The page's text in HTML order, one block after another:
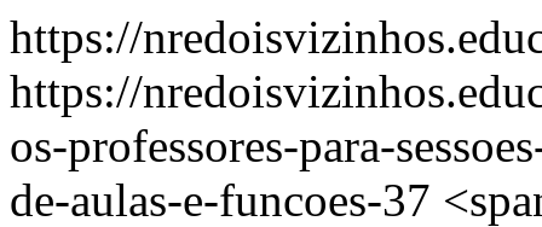
https://
https://
os-professores-para-
de-aulas-e-funcoes-37